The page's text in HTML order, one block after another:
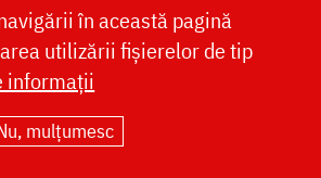
deDOXOLOGIA MEDIA
Iașilor | ©
în această pagină
utilizării fișierelor de tip
informații
mulțumesc